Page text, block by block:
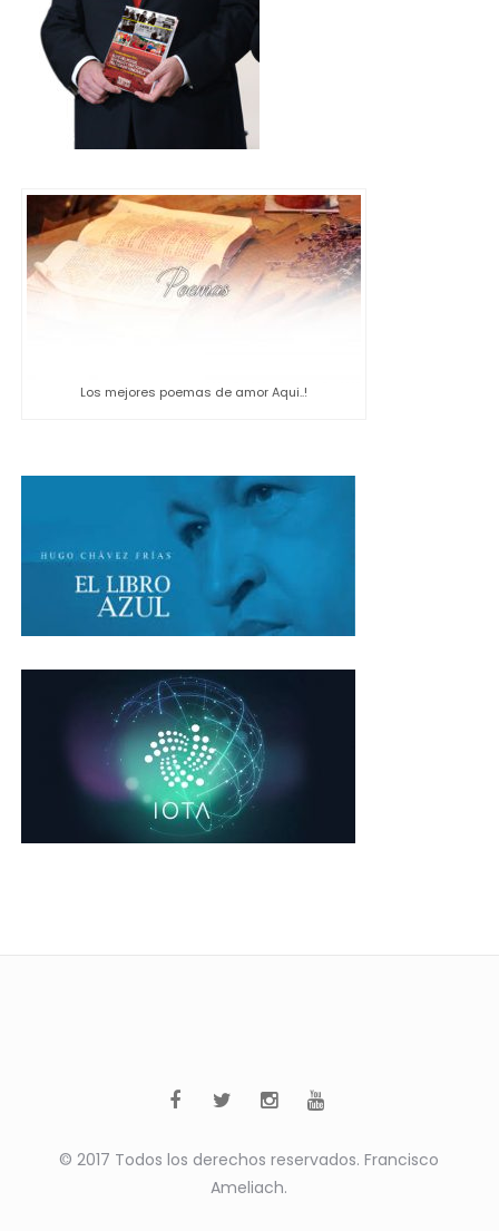
Los mejores poemas de amor Aqui..!
© 2017 Todos los derechos reservados. Francisco
Ameliach.